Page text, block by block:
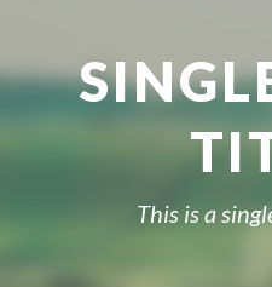
This is a